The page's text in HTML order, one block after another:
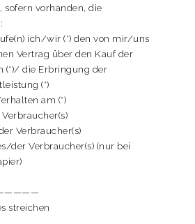
sofern vorhanden, die
ich/wir (*) den von mir/uns
Vertrag über den Kauf der
(*)/ die Erbringung der
(*)
am (*)
Verbraucher(s)
der Verbraucher(s) (nur bei
streichen